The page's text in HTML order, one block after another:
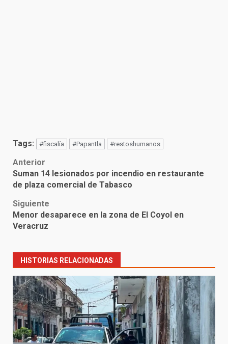
Tags: #fiscalía #Papantla #restoshumanos
Post
navigation
Anterior
Suman 14 lesionados por incendio en restaurante
de plaza comercial de Tabasco
Siguiente
Menor desaparece en la zona de El Coyol en
Veracruz
HISTORIAS RELACIONADAS